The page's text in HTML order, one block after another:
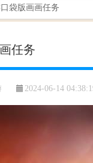
袋版画画任务
任务
2024-06-14